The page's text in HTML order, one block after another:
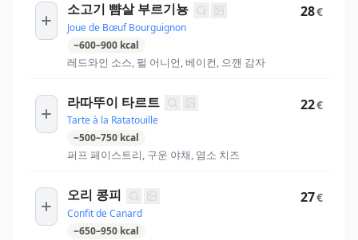
소고기 뺨살 부르기뇽
Joue de Bœuf Bourguignon
~600–900 kcal
레드와인 소스, 펄 어니언, 베이컨, 으깬 감자
28€
라따뚜이 타르트
Tarte à la Ratatouille
~500–750 kcal
퍼프 페이스트리, 구운 야채, 염소 치즈
22€
오리 콩피
Confit de Canard
~650–950 kcal
27€